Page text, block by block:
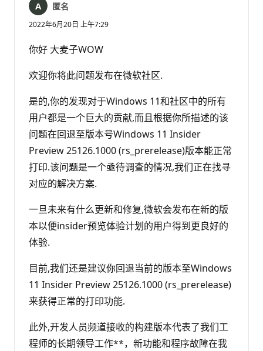
匿名
2022年6月20日 上午7:29
你好 大麦子WOW
欢迎你将此问题发布在微软社区.
是的,你的发现对于Windows 11和社区中的所有
用户都是一个巨大的贡献,而且根据你所描述的该
问题在回退至版本号Windows 11 Insider
Preview 25126.1000 (rs_prerelease)版本能正常
打印.该问题是一个亟待调查的情况,我们正在找寻
对应的解决方案.
一旦未来有什么更新和修复,微软会发布在新的版
本以便insider预览体验计划的用户得到更良好的
体验.
目前,我们还是建议你回退当前的版本至Windows
11 Insider Preview 25126.1000 (rs_prerelease)
来获得正常的打印功能.
此外,开发人员频道接收的构建版本代表了我们工
程师的长期领导工作**，新功能和程序故障在我